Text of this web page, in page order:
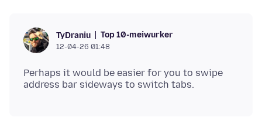
TyDraniu Top 10-meiwurker
12-04-26 01:48
Perhaps it would be easier for you to swipe